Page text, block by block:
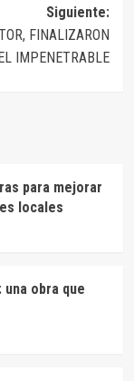
Siguiente:
FINALIZARON
IMPENETRABLE
para mejorar
locales
obra que